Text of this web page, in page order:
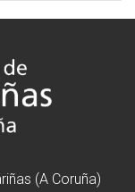
(A Coruña)